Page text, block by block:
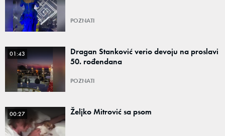
POZNATI
01:43
Dragan Stanković verio devoju na proslavi
50. rođendana
POZNATI
00:27 Željko Mitrović sa psom